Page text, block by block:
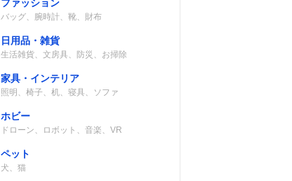
ファッション
バッグ、腕時計、靴、財布
日用品・雑貨
生活雑貨、文房具、防災、お掃除
家具・インテリア
照明、椅子、机、寝具、ソファ
ホビー
ドローン、ロボット、音楽、VR
ペット
犬、猫